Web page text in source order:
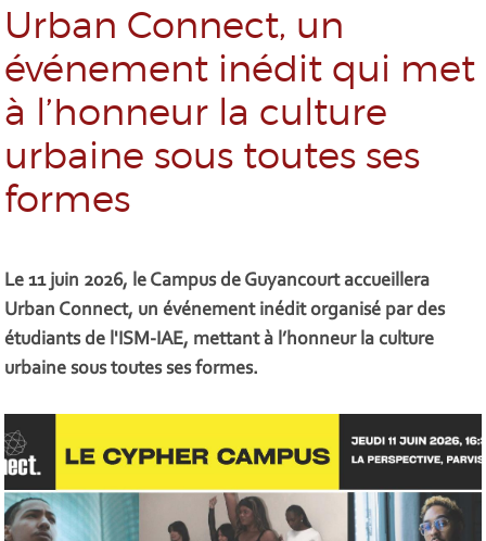
Urban Connect, un
événement inédit qui met
à l’honneur la culture
urbaine sous toutes ses
formes
Le 11 juin 2026, le Campus de Guyancourt accueillera
Urban Connect, un événement inédit organisé par des
étudiants de l'ISM-IAE, mettant à l’honneur la culture
urbaine sous toutes ses formes.